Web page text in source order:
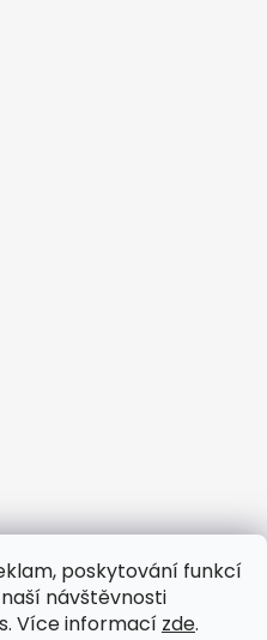
poskytování funkcí
návštěvnosti
Více informací zde.